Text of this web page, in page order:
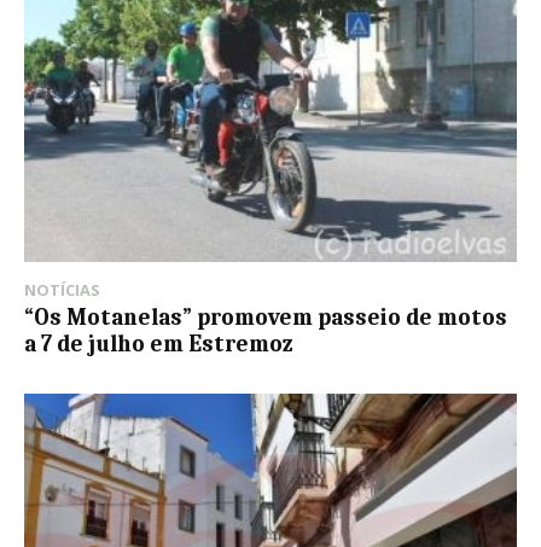
NOTÍCIAS
“Os Motanelas” promovem passeio de motos
a 7 de julho em Estremoz